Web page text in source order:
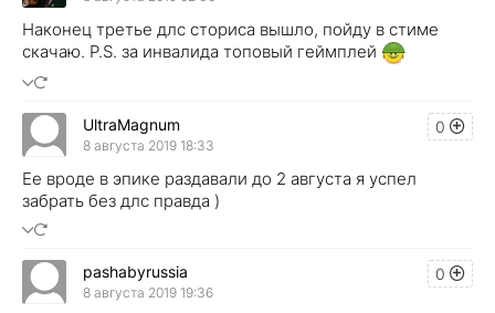
Наконец третье длс сториса вышло, пойду в стиме
скачаю. P.S. за инвалида топовый геймплей
0
UltraMagnum
8 августа 2019 18:33
Ее вроде в эпике раздавали до 2 августа я успел
забрать без длс правда )
0
pashabyrussia
8 августа 2019 19:36